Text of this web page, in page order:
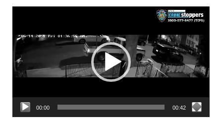
00:00 00:42